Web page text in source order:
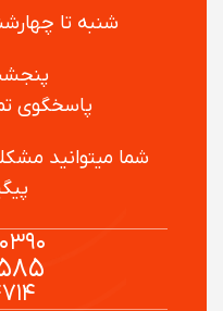
شنبه تا چهارشنبه از
پنجشنبه ۸ الی ۱۴
پاسخگوی
شما میتوانید